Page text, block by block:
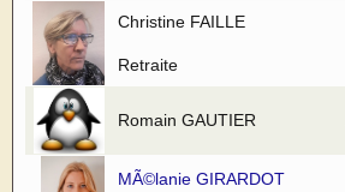
Christine FAILLE
Retraite
Romain GAUTIER
MÃ©lanie GIRARDOT